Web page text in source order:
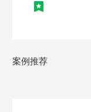
案例推荐